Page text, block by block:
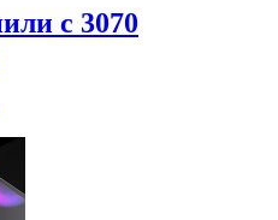
с 3070